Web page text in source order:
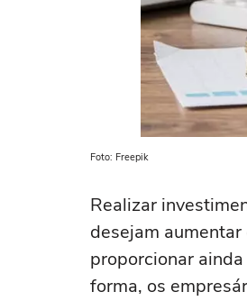
Foto: Freepik
Realizar
desejam
proporcionar
forma, os